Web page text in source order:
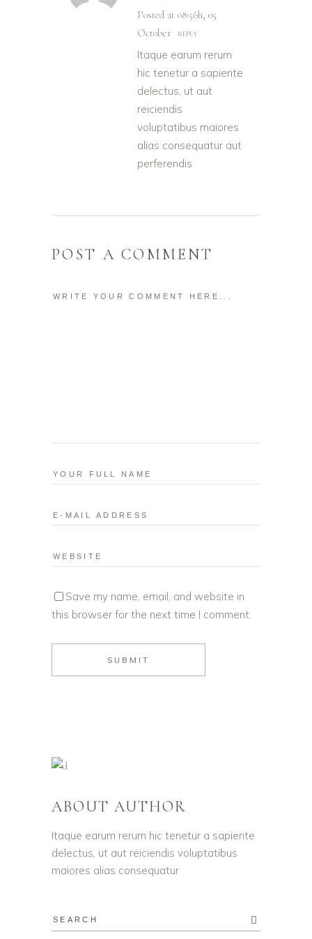
Posted at 08:56h, 05
October
REPLY
Itaque earum rerum
hic tenetur a sapiente
delectus, ut aut
reiciendis
voluptatibus maiores
alias consequatur aut
perferendis
POST A COMMENT
Save my name, email, and website in
this browser for the next time I comment.
ABOUT AUTHOR
Itaque earum rerum hic tenetur a sapiente
delectus, ut aut reiciendis voluptatibus
maiores alias consequatur